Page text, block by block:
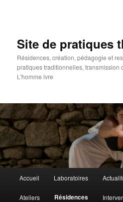
Site de pratiques
Résidences, création, pédagogie et
pratiques traditionnelles, transmission
L'homme ivre
principal
Accueil Laboratoires
Ateliers Résidences